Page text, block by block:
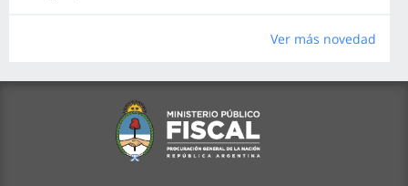
Ver más novedad